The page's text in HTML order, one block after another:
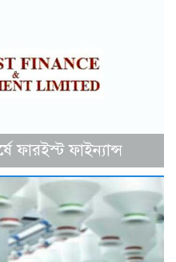
ফারইস্ট ফাইন্যান্স